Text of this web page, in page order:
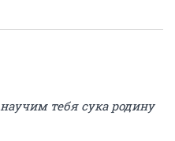
тебя сука родину